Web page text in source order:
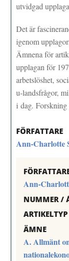
utvidgad
Det är
igenom
Ämnena för
upplagan för
arbetslöshet,
u-landsfrågor,
i dag.Forskning
FÖRFATTARE
Ann-Charlotte
Ann-
NUMMER /
ARTIKELTYP
ÄMNE
A. Allmänt